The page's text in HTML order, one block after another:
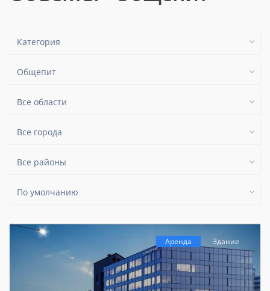
Категория
Общепит
Все области
Все города
Все районы
По умолчанию
Аренда Здание